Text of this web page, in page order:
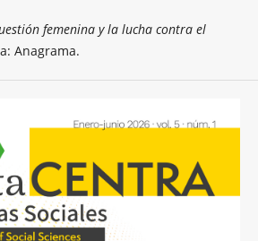
femenina y la lucha contra el
Anagrama.